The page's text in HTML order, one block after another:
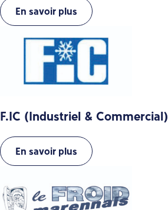
En savoir plus
F.IC (Industriel & Commercial)
En savoir plus